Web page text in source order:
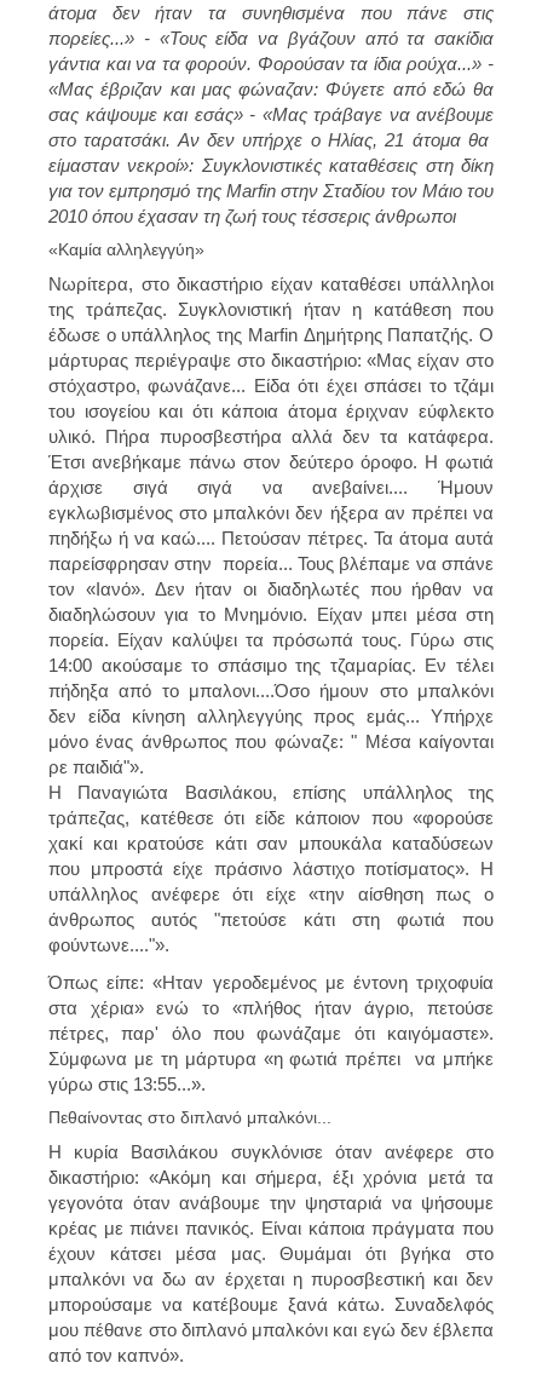
άτομα δεν ήταν τα συνηθισμένα που πάνε στις
πορείες...» - «Τους είδα να βγάζουν από τα σακίδια
γάντια και να τα φορούν. Φορούσαν τα ίδια ρούχα...» -
«Μας έβριζαν και μας φώναζαν: Φύγετε από εδώ θα
σας κάψουμε και εσάς» - «Μας τράβαγε να ανέβουμε
στο ταρατσάκι. Αν δεν υπήρχε ο Ηλίας, 21 άτομα θα
είμασταν νεκροί»: Συγκλονιστικές καταθέσεις στη δίκη
για τον εμπρησμό της Marfin στην Σταδίου τον Μάιο του
2010 όπου έχασαν τη ζωή τους τέσσερις άνθρωποι
«Καμία αλληλεγγύη»
Νωρίτερα, στο δικαστήριο είχαν καταθέσει υπάλληλοι
της τράπεζας. Συγκλονιστική ήταν η κατάθεση που
έδωσε ο υπάλληλος της Marfin Δημήτρης Παπατζής. Ο
μάρτυρας περιέγραψε στο δικαστήριο: «Μας είχαν στο
στόχαστρο, φωνάζανε... Είδα ότι έχει σπάσει το τζάμι
του ισογείου και ότι κάποια άτομα έριχναν εύφλεκτο
υλικό. Πήρα πυροσβεστήρα αλλά δεν τα κατάφερα.
Έτσι ανεβήκαμε πάνω στον δεύτερο όροφο. Η φωτιά
άρχισε σιγά σιγά να ανεβαίνει.... Ήμουν
εγκλωβισμένος στο μπαλκόνι δεν ήξερα αν πρέπει να
πηδήξω ή να καώ.... Πετούσαν πέτρες. Τα άτομα αυτά
παρείσφρησαν στην πορεία... Τους βλέπαμε να σπάνε
τον «Ιανό». Δεν ήταν οι διαδηλωτές που ήρθαν να
διαδηλώσουν για το Μνημόνιο. Είχαν μπει μέσα στη
πορεία. Είχαν καλύψει τα πρόσωπά τους. Γύρω στις
14:00 ακούσαμε το σπάσιμο της τζαμαρίας. Εν τέλει
πήδηξα από το μπαλονι....Όσο ήμουν στο μπαλκόνι
δεν είδα κίνηση αλληλεγγύης προς εμάς... Υπήρχε
μόνο ένας άνθρωπος που φώναζε: " Μέσα καίγονται
ρε παιδιά"».
H Παναγιώτα Βασιλάκου, επίσης υπάλληλος της
τράπεζας, κατέθεσε ότι είδε κάποιον που «φορούσε
χακί και κρατούσε κάτι σαν μπουκάλα καταδύσεων
που μπροστά είχε πράσινο λάστιχο ποτίσματος». Η
υπάλληλος ανέφερε ότι είχε «την αίσθηση πως ο
άνθρωπος αυτός "πετούσε κάτι στη φωτιά που
φούντωνε...."».
Όπως είπε: «Ηταν γεροδεμένος με έντονη τριχοφυία
στα χέρια» ενώ το «πλήθος ήταν άγριο, πετούσε
πέτρες, παρ' όλο που φωνάζαμε ότι καιγόμαστε».
Σύμφωνα με τη μάρτυρα «η φωτιά πρέπει να μπήκε
γύρω στις 13:55...».
Πεθαίνοντας στο διπλανό μπαλκόνι...
Η κυρία Βασιλάκου συγκλόνισε όταν ανέφερε στο
δικαστήριο: «Ακόμη και σήμερα, έξι χρόνια μετά τα
γεγονότα όταν ανάβουμε την ψησταριά να ψήσουμε
κρέας με πιάνει πανικός. Είναι κάποια πράγματα που
έχουν κάτσει μέσα μας. Θυμάμαι ότι βγήκα στο
μπαλκόνι να δω αν έρχεται η πυροσβεστική και δεν
μπορούσαμε να κατέβουμε ξανά κάτω. Συναδελφός
μου πέθανε στο διπλανό μπαλκόνι και εγώ δεν έβλεπα
από τον καπνό».